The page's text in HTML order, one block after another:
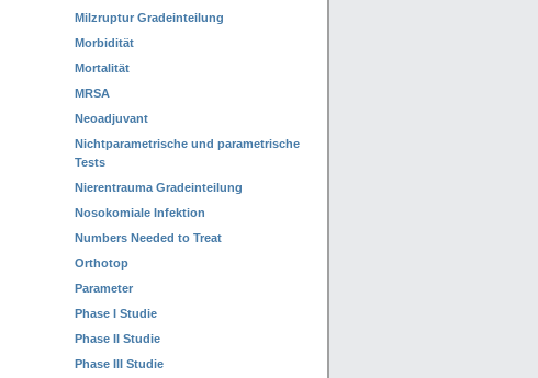
Milzruptur Gradeinteilung
Morbidität
Mortalität
MRSA
Neoadjuvant
Nichtparametrische und parametrische
Tests
Nierentrauma Gradeinteilung
Nosokomiale Infektion
Numbers Needed to Treat
Orthotop
Parameter
Phase I Studie
Phase II Studie
Phase III Studie